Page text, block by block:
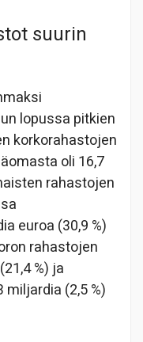
suurin
lopussa pitkien
korkorahastojen
oli 16,7
rahastojen
euroa (30,9 %)
rahastojen
%) ja
(2,5 %)